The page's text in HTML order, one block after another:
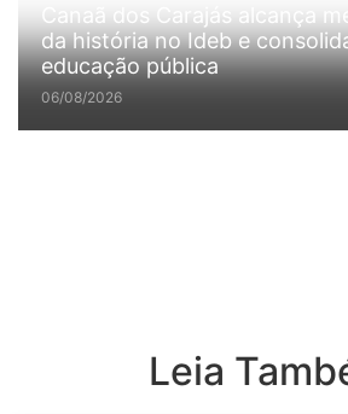
Canaã dos Carajás alcança
da história no Ideb e
educação pública
06/08/2026
Leia